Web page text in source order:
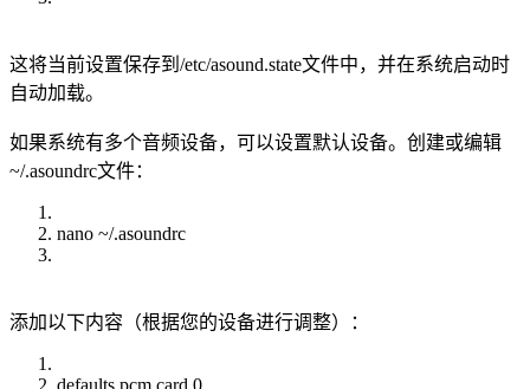
这将当前设置保存到/etc/asound.state文件中，并在系统启动时
自动加载。
如果系统有多个音频设备，可以设置默认设备。创建或编辑
~/.asoundrc文件：
nano ~/.asoundrc
添加以下内容（根据您的设备进行调整）：
defaults.pcm.card 0